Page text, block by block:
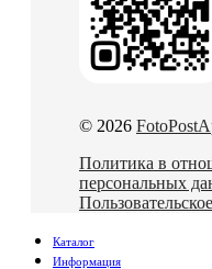
© 2026
Политика в
персональных
Каталог
Информация